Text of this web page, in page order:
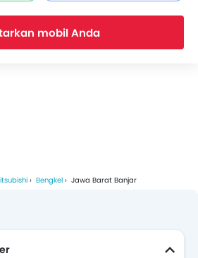
mobil Anda
Bengkel Jawa Barat Banjar